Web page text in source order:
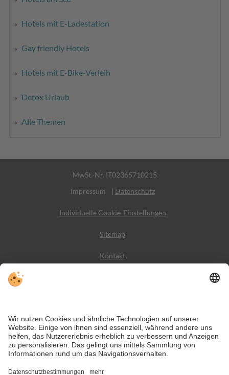
Hotels mit E-Ladestation
Gay friendly Hotels
Hotels mit E-Bike-Verleih
Detox Urlaub
Alle Themen
MwSt.-Nr. IT02365710215
Impressum
| Datenschutz
Individuelle Cookie-Einstellungen
Sitemap
Kontakt
VIVODolomiti ist das Reiseportal für unvergesslichen
Bergurlaub – mit Unterkünften und Angeboten in den